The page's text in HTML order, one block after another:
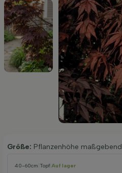
Größe: Pflanzenhöhe maßgebend
40-60cm Topf Auf lager